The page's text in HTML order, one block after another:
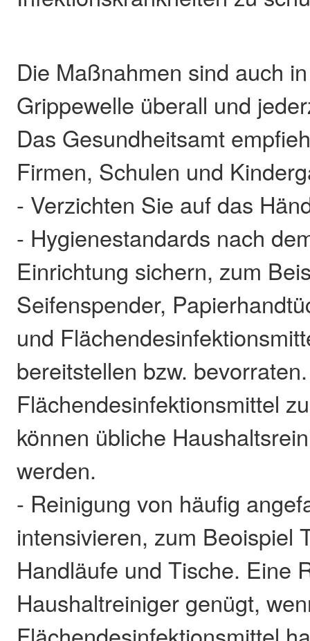
Die Maßnahmen sind auch
Grippewelle überall und
Das Gesundheitsamt
Firmen, Schulen und
- Verzichten Sie auf das
- Hygienestandards nach
Einrichtung sichern, zum
Seifenspender,
und
bereitstellen bzw.
Flächendesinfektionsmittel
können übliche
werden.
- Reinigung von häufig
intensivieren, zum Beoispiel
Handläufe und Tische. Eine
Haushaltreiniger genügt,